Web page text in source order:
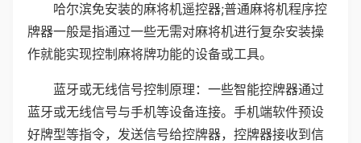
哈尔滨免安装的麻将机遥控器;普通麻将机程序控
牌器一般是指通过一些无需对麻将机进行复杂安装操
作就能实现控制麻将牌功能的设备或工具。
蓝牙或无线信号控制原理：一些智能控牌器通过
蓝牙或无线信号与手机等设备连接。手机端软件预设
好牌型等指令，发送信号给控牌器，控牌器接收到信